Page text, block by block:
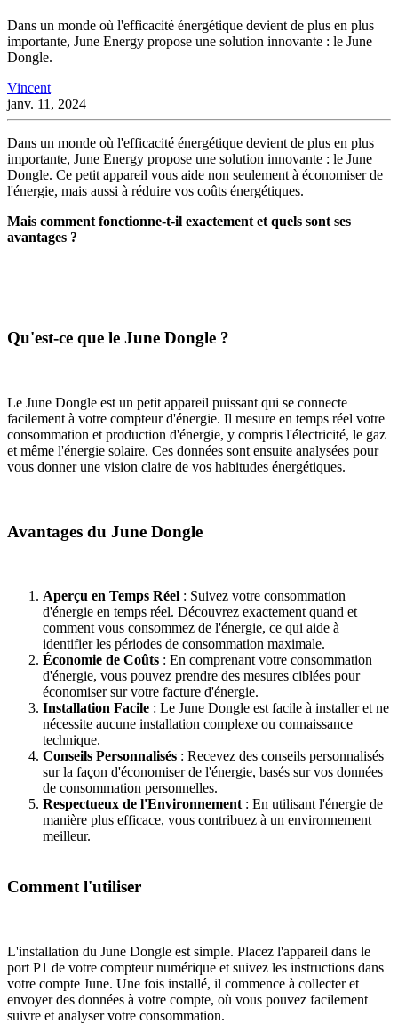
Dans un monde où l'efficacité énergétique devient de plus en plus
importante, June Energy propose une solution innovante : le June
Dongle.
Vincent
janv. 11, 2024
Dans un monde où l'efficacité énergétique devient de plus en plus
importante, June Energy propose une solution innovante : le June
Dongle. Ce petit appareil vous aide non seulement à économiser de
l'énergie, mais aussi à réduire vos coûts énergétiques.
Mais comment fonctionne-t-il exactement et quels sont ses
avantages ?
Qu'est-ce que le June Dongle ?
Le June Dongle est un petit appareil puissant qui se connecte
facilement à votre compteur d'énergie. Il mesure en temps réel votre
consommation et production d'énergie, y compris l'électricité, le gaz
et même l'énergie solaire. Ces données sont ensuite analysées pour
vous donner une vision claire de vos habitudes énergétiques.
Avantages du June Dongle
Aperçu en Temps Réel : Suivez votre consommation
d'énergie en temps réel. Découvrez exactement quand et
comment vous consommez de l'énergie, ce qui aide à
identifier les périodes de consommation maximale.
Économie de Coûts : En comprenant votre consommation
d'énergie, vous pouvez prendre des mesures ciblées pour
économiser sur votre facture d'énergie.
Installation Facile : Le June Dongle est facile à installer et ne
nécessite aucune installation complexe ou connaissance
technique.
Conseils Personnalisés : Recevez des conseils personnalisés
sur la façon d'économiser de l'énergie, basés sur vos données
de consommation personnelles.
Respectueux de l'Environnement: En utilisant l'énergie de
manière plus efficace, vous contribuez à un environnement
meilleur.
Comment l'utiliser
L'installation du June Dongle est simple. Placez l'appareil dans le
port P1 de votre compteur numérique et suivez les instructions dans
votre compte June. Une fois installé, il commence à collecter et
envoyer des données à votre compte, où vous pouvez facilement
suivre et analyser votre consommation.